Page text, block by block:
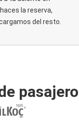
la reserva,
del resto.